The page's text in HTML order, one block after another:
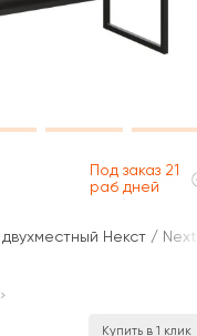
Под заказ 21
раб дней
Некст / Next
Купить в 1 клик